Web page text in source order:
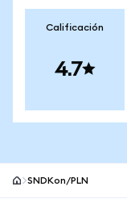
Calificación
4.7
SNDKon/PLN